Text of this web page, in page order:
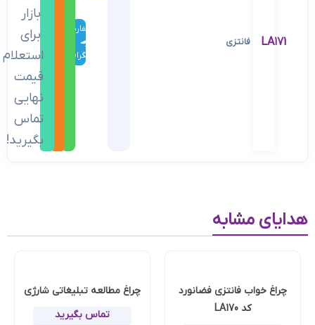
LA171 فانتزی
سفارش
در
تلگرام
بازار
برای
استعلام
قیمت
نهایی
تماس
بگیرید!
هدایای مشابه
چراغ خواب فانتزی فضانورد
کد LA170
چراغ مطالعه تبلیغاتی شارژی
تماس بگیرید